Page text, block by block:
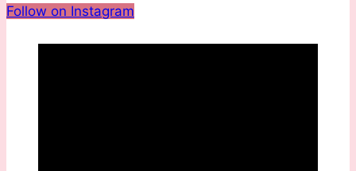
Follow on Instagram